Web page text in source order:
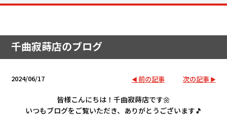
店舗情報
イベント・キャンペーン
千曲寂蒔店のブログ
2024/06/17 前の記事 次の記事
皆様こんにちは！千曲寂蒔店です🌼
いつもブログをご覧いただき、ありがとうございます🎵